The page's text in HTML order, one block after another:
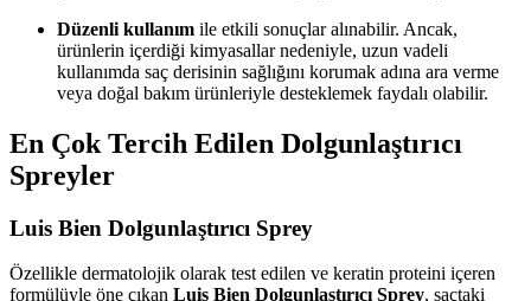
Düzenli kullanım ile etkili sonuçlar alınabilir. Ancak,
ürünlerin içerdiği kimyasallar nedeniyle, uzun vadeli
kullanımda saç derisinin sağlığını korumak adına ara verme
veya doğal bakım ürünleriyle desteklemek faydalı olabilir.
En Çok Tercih Edilen Dolgunlaştırıcı
Spreyler
Luis Bien Dolgunlaştırıcı Sprey
Özellikle dermatolojik olarak test edilen ve keratin proteini içeren
formülüyle öne çıkan Luis Bien Dolgunlaştırıcı Sprey, saçtaki